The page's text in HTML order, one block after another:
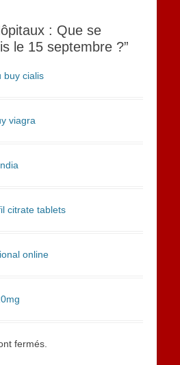
: Que se
le 15 septembre ?”
buy cialis
viagra
citrate tablets
online
fermés.